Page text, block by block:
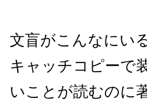
文盲がこんなにい
キャッチコピーで
いことが読むのに